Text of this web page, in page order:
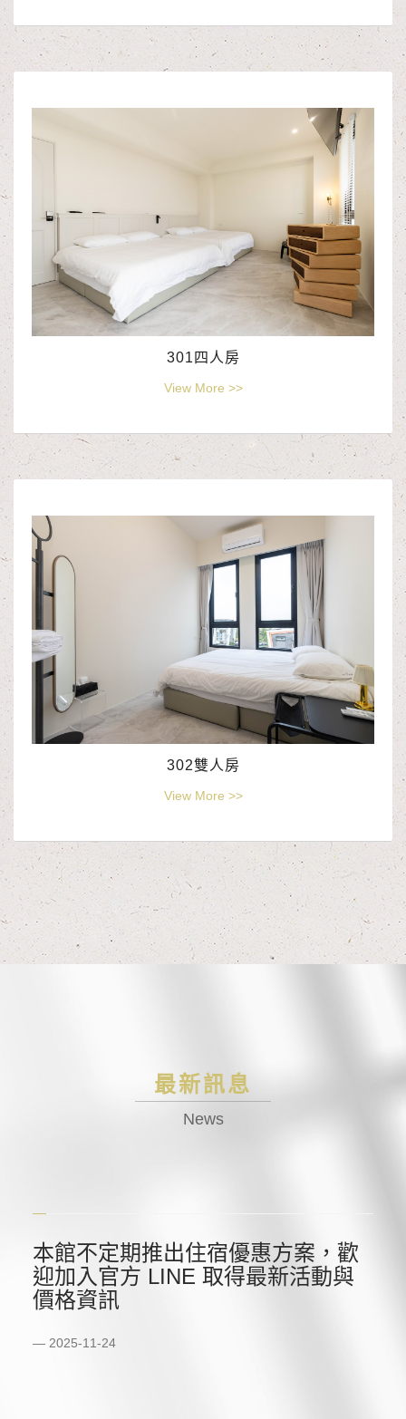
301四人房
View More >>
302雙人房
View More >>
最新訊息
News
本館不定期推出住宿優惠方案，歡
迎加入官方 LINE 取得最新活動與
價格資訊
2025-11-24